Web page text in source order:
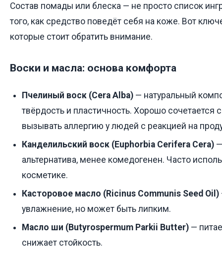
Состав помады или блеска — не просто список
того, как средство поведёт себя на коже. Вот
которые стоит обратить внимание.
Воски и масла: основа комфорта
Пчелиный воск (Cera Alba) — натуральный
твёрдость и пластичность. Хорошо сочетается
вызывать аллергию у людей с реакцией на
Канделильский воск (Euphorbia Cerifera Cera)
альтернатива, менее комедогенен. Часто
косметике.
Касторовое масло (Ricinus Communis Seed Oil)
увлажнение, но может быть липким.
Масло ши (Butyrospermum Parkii Butter) —
снижает стойкость.